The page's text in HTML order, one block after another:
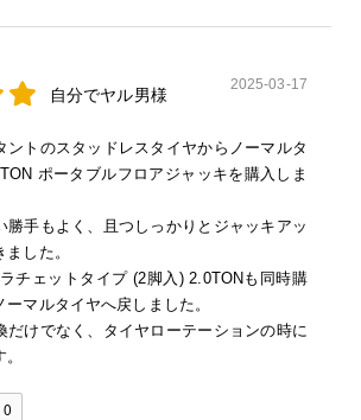
自分でヤル男様
2025-03-17
ントのスタッドレスタイヤからノーマルタ
ポータブルフロアジャッキを購入しま
勝手もよく、且つしっかりとジャッキアッ
した。
チェットタイプ (2脚入) 2.0TONも同時購
ーマルタイヤへ戻しました。
だけでなく、タイヤローテーションの時に
0